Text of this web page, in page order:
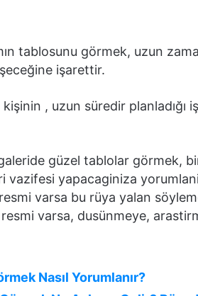
tablosunu görmek, uzun
işarettir.
, uzun süredir planladığı
güzel tablolar görmek,
vazifesi yapacaginiza
varsa bu rüya yalan
varsa, dusünmeye,
Nasıl Yorumlanır?